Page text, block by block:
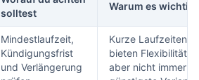
solltest
Warum es wichtig
Mindestlaufzeit,
Kündigungsfrist
und Verlängerung
Kurze Laufzeiten
bieten Flexibilität,
aber nicht immer